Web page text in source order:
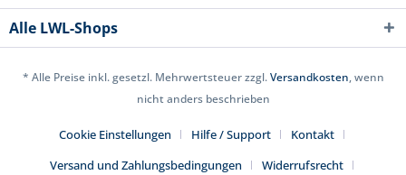
Alle LWL-Shops
* Alle Preise inkl. gesetzl. Mehrwertsteuer zzgl.Versandkosten, wenn
nicht anders beschrieben
Cookie Einstellungen Hilfe / Support
Kontakt
Versand und Zahlungsbedingungen
Widerrufsrecht